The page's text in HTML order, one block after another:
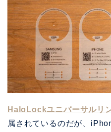
HaloLockユニバーサルリ
属されているのだが、